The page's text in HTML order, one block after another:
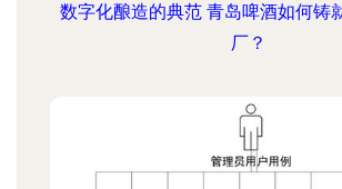
数字化酿造的典范 青岛啤酒如何铸
厂？